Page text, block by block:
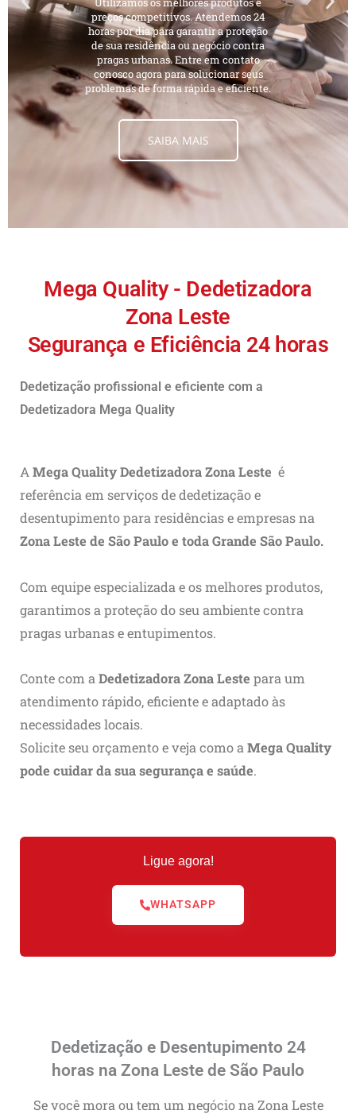
preços competitivos. Atendemos 24
horas por dia para garantir a proteção
de sua residência ou negócio contra
pragas urbanas. Entre em contato
conosco agora para solucionar seus
problemas de forma rápida e eficiente.
SAIBA MAIS
Mega Quality - Dedetizadora
Zona Leste
Segurança e Eficiência 24 horas
Dedetização profissional e eficiente com a
Dedetizadora Mega Quality
A Mega Quality Dedetizadora Zona Leste é
referência em serviços de dedetização e
desentupimento para residências e empresas na
Zona Leste de São Paulo e toda Grande São Paulo.
Com equipe especializada e os melhores produtos,
garantimos a proteção do seu ambiente contra
pragas urbanas e entupimentos.
Conte com aDedetizadora Zona Leste para um
atendimento rápido, eficiente e adaptado às
necessidades locais.
Solicite seu orçamento e veja como aMega Quality
pode cuidar da sua segurança e saúde.
Ligue agora!
WHATSAPP
Dedetização e Desentupimento 24
horas na Zona Leste de São Paulo
Se você mora ou tem um negócio na Zona Leste